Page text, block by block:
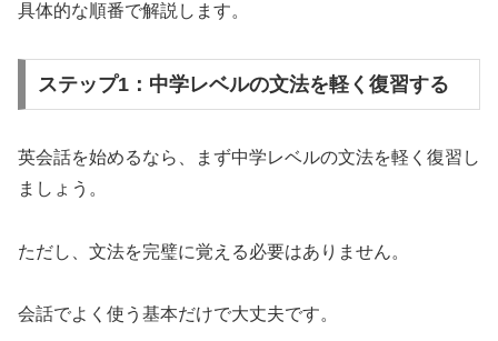
具体的な順番で解説します。
ステップ1：中学レベルの文法を軽く復習する
英会話を始めるなら、まず中学レベルの文法を軽く復習し
ましょう。
ただし、文法を完璧に覚える必要はありません。
会話でよく使う基本だけで大丈夫です。